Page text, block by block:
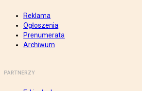
Reklama
Ogłoszenia
Prenumerata
Archiwum
PARTNERZY